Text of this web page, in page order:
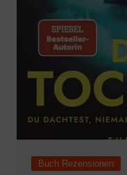
Buch Rezensionen